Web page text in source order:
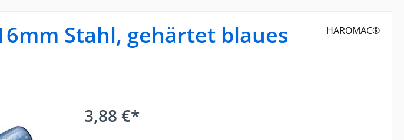
Stahl, gehärtet blaues
HAROMAC®
3,88 €*